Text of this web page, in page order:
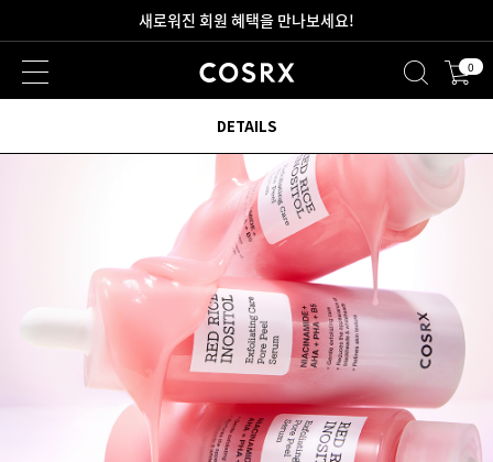
2만원 이상 무료 배송
새로워진 회원 혜택을 만나보세요! 0
DETAILS